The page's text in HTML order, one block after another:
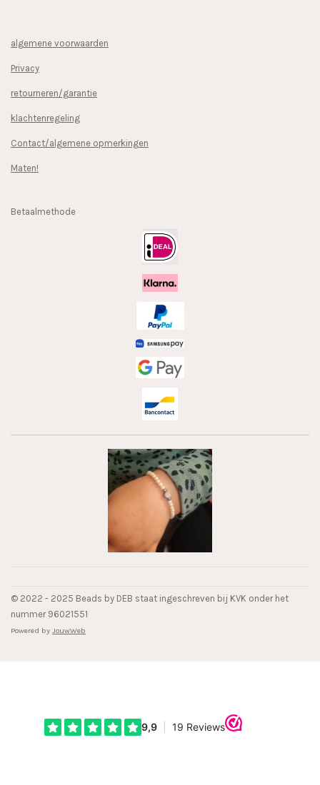
algemene voorwaarden
Privacy
retourneren/garantie
klachtenregeling
Contact/algemene opmerkingen
Maten!
Betaalmethode
© 2022 - 2025 Beads by DEB staat ingeschreven bij KVK onder het
nummer 96021551
Powered by JouwWeb